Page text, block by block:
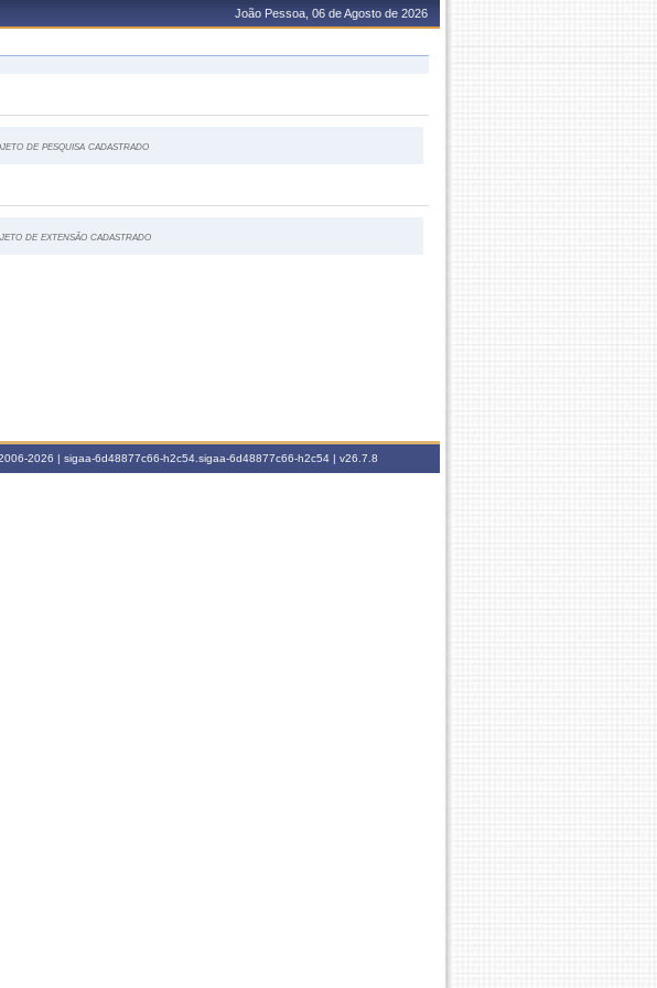
João Pessoa, 06 de Agosto de 2026
de pesquisa cadastrado
de extensão cadastrado
2026 | sigaa-6d48877c66-h2c54.sigaa-6d48877c66-h2c54 | v26.7.8